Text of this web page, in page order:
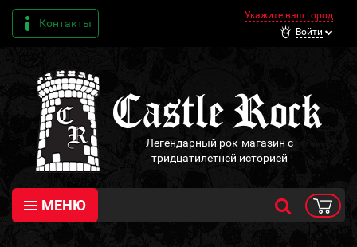
Контакты
Укажите ваш город
Войти
Легендарный рок-магазин с
тридцатилетней историей
МЕНЮ